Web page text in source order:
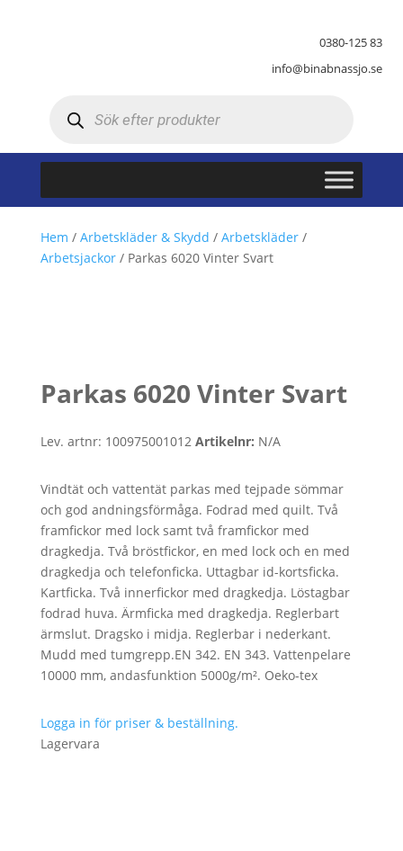
0380-125 83
info@binabnassjo.se
Hem / Arbetskläder & Skydd / Arbetskläder/
Arbetsjackor/ Parkas 6020 Vinter Svart
Parkas 6020 Vinter Svart
Lev. artnr: 100975001012 Artikelnr: N/A
Vindtät och vattentät parkas med tejpade sömmar
och god andningsförmåga. Fodrad med quilt. Två
framfickor med lock samt två framfickor med
dragkedja. Två bröstfickor, en med lock och en med
dragkedja och telefonficka. Uttagbar id-kortsficka.
Kartficka. Två innerfickor med dragkedja. Löstagbar
fodrad huva. Ärmficka med dragkedja. Reglerbart
ärmslut. Dragsko i midja. Reglerbar i nederkant.
Mudd med tumgrepp.EN 342. EN 343. Vattenpelare
10000 mm, andasfunktion 5000g/m². Oeko-tex
Logga in för priser & beställning.
Lagervara